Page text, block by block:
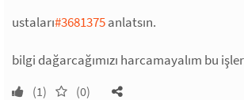
ustaları#3681375anlatsın.
bilgi dağarcağımızı harcamayalım bu
(1) (0)